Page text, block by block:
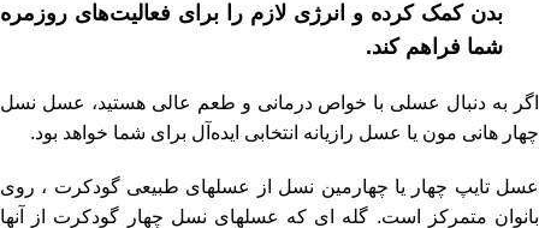
بدن کمک کرده و انرژی لازم را برای فعالیت‌های روزمره
شما فراهم کند.
اگر به دنبال عسلی با خواص درمانی و طعم عالی هستید، عسل نسل
چهار هانی مون یا عسل رازیانه انتخابی ایده‌آل برای شما خواهد بود.
عسل تایپ چهار یا چهارمین نسل از عسلهای طبیعی گودکرت ، روی
بانوان متمرکز است. گله ای که عسلهای نسل چهار گودکرت از آنها